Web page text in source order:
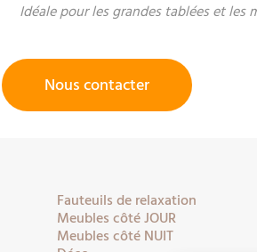
Idéale pour les grandes tablées et les
Nous contacter
Fauteuils de relaxation
Meubles côté JOUR
Meubles côté NUIT